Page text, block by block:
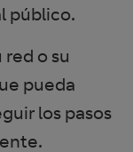
público.
o su
pueda
los pasos